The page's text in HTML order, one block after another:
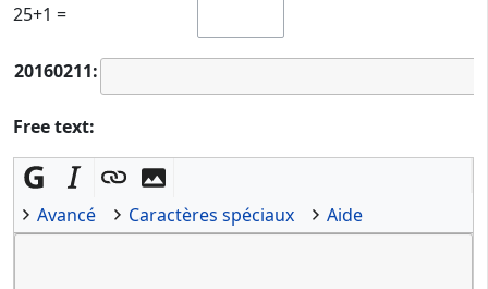
25+1 =
20160211:
Free text:
Avancé Caractères spéciaux Aide